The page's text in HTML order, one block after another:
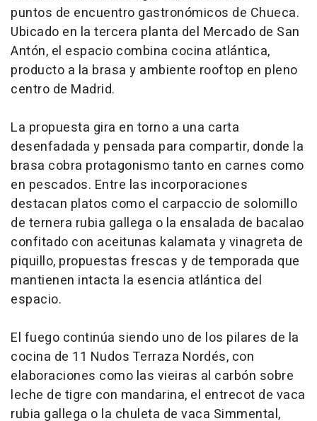
puntos de encuentro gastronómicos de Chueca.
Ubicado en la tercera planta del Mercado de San
Antón, el espacio combina cocina atlántica,
producto a la brasa y ambiente rooftop en pleno
centro de Madrid.
La propuesta gira en torno a una carta
desenfadada y pensada para compartir, donde la
brasa cobra protagonismo tanto en carnes como
en pescados. Entre las incorporaciones
destacan platos como el carpaccio de solomillo
de ternera rubia gallega o la ensalada de bacalao
confitado con aceitunas kalamata y vinagreta de
piquillo, propuestas frescas y de temporada que
mantienen intacta la esencia atlántica del
espacio.
El fuego continúa siendo uno de los pilares de la
cocina de 11 Nudos Terraza Nordés, con
elaboraciones como las vieiras al carbón sobre
leche de tigre con mandarina, el entrecot de vaca
rubia gallega o la chuleta de vaca Simmental,